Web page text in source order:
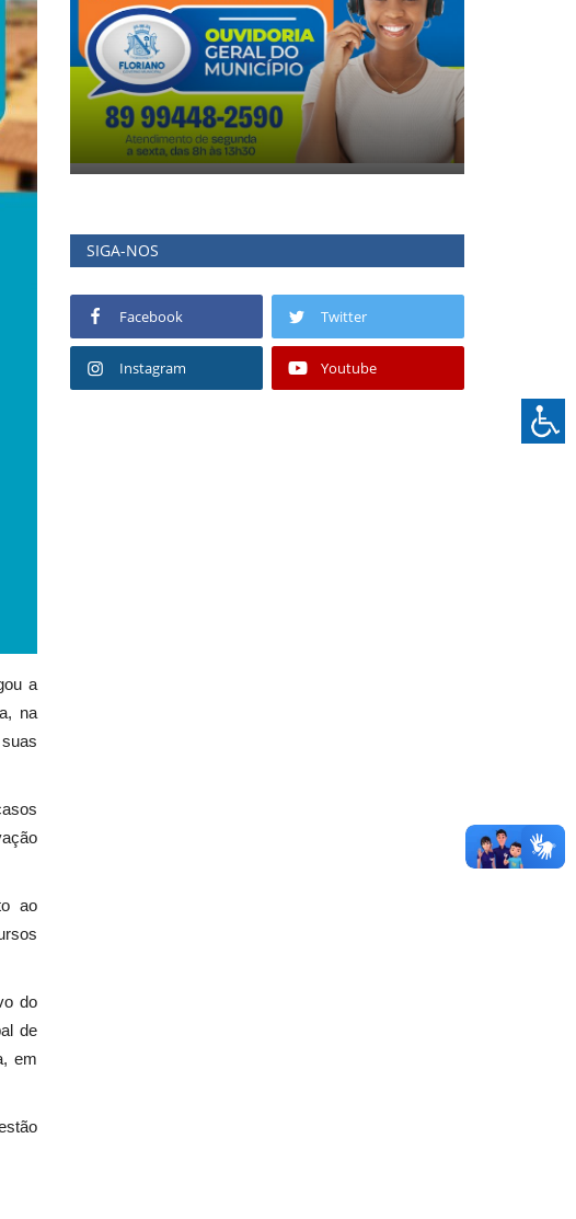
a
na
ao
do
de
em
SIGA-NOS
Facebook Twitter
Instagram Youtube